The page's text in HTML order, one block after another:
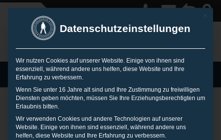
MENU
Management Circle –
Mit
Datenschutzeinstellungen
Wir nutzen Cookies auf unserer Website. Einige von ihnen sind
essenziell, während andere uns helfen, diese Website und Ihre
Erfahrung zu verbessern.
Wenn Sie unter 16 Jahre alt sind und Ihre Zustimmung zu freiwilligen
Diensten geben möchten, müssen Sie Ihre Erziehungsberechtigten um
Erlaubnis bitten.
Wir verwenden Cookies und andere Technologien auf unserer
Website. Einige von ihnen sind essenziell, während andere uns
helfen, diese Website und Ihre Erfahrung zu verbessern.